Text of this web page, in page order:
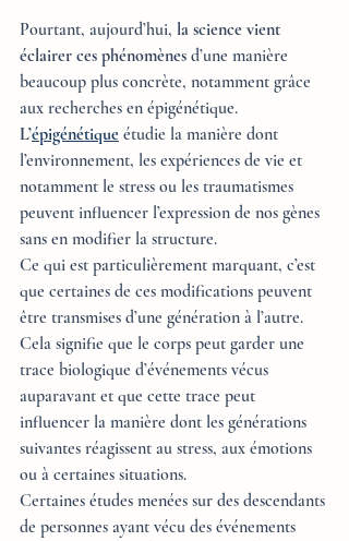
Pourtant, aujourd’hui, la science vient
éclairer ces phénomènes d’une manière
beaucoup plus concrète, notamment grâce
aux recherches en épigénétique.
L’épigénétique étudie la manière dont
l’environnement, les expériences de vie et
notamment le stress ou les traumatismes
peuvent influencer l’expression de nos gènes
sans en modifier la structure.
Ce qui est particulièrement marquant, c’est
que certaines de ces modifications peuvent
être transmises d’une génération à l’autre.
Cela signifie que le corps peut garder une
trace biologique d’événements vécus
auparavant et que cette trace peut
influencer la manière dont les générations
suivantes réagissent au stress, aux émotions
ou à certaines situations.
Certaines études menées sur des descendants
de personnes ayant vécu des événements